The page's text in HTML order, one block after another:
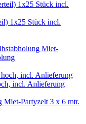
1x25 Stück incl.
Miet-
incl. Anlieferung
Miet-Partyzelt 3 x 6 mtr.